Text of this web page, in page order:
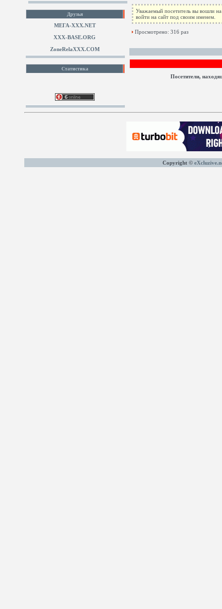
Друзья
МЕГА-ХХХ.NET
XXX-BASE.ORG
ZoneRelaXXX.COM
Статистика
Уважаемый посетитель вы вошли на
войти на сайт под своим именем.
Просмотрено: 316 раз
Посетители,
Copyright ©